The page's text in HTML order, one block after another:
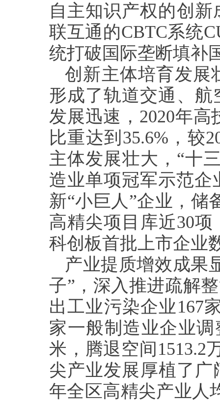
自主知识产权的创
联互通的CBTC系统
统打破国际垄断填补
创新主体培育发展
形成了轨道交通、
发展迅速， 2020年高
比重达到 35.6% ，较
主体发展壮大，“十
造业单项冠军示范企
新“小巨人”企业，储
高精尖项目库近30项
科创板首批上市企业
产业提质增效成果
子”，深入推进疏解
出工业污染企业167
家一般制造业企业
米，腾退空间 1513.2
尖产业发展厚植了
年全区高精尖产业人